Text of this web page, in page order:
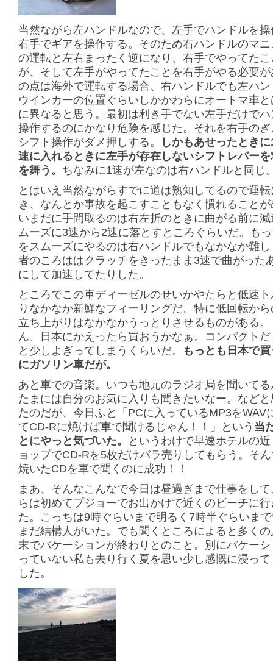
当然ながら左ハンドルなので、左手でハンドルを
右手でギアを操作する。そのため右ハンドルのマ
の運転と左右まったく逆になり、右手でやってた
が、そして左手がやってたことを右手がやる必要
の点は海外で運転する場合、右ハンドルでも左ハ
ウインカーの位置ぐらいしかかわらにオートマ車
に異なると思う。最初は利き手でない左手だけで
操作するのにかなり危険を感じた。それを右手の
シフト操作がダメ押しする。
しかもあせったとき
速に入れるときに左手が存在しないシフトレバー
を舞う。 ちなみに1速が左なのは右ハンドルと同じ
とはいえ当然ながらすでに道は熟知してるので運
き、なんとか事故を起こすこともなく慣れること
いまだに手間取るのは右左折のときに曲がる前に
ムーズに3速から2速に落とすところぐらいだ。も
をスムーズにやるのは右ハンドルでもなかなか難
者のころははクラッチをきったまま3速で曲がった
にして加速してたりした。
ところでこの車ディーゼルのせいかやたらと低速
りなかなか新鮮なフィーリングだ。特に低回転か
立ち上がりはなかなかうっとりさせるものがある
ん、日本にかえったら買おうかなぁ。コンパクト
と少しよぎってしまうくらいだ。
もっとも日本で
にガソリン車だが。
あと車での音楽。いつも地元のラジオ局を聞いて
たまには自分のお気に入りも聞きたいなー。など
たのだが、今日ふと「PCに入っているMP3をWAV
てCD-Rに焼けば車で聞けるじゃん！！」という 当
とにやっと気づいた。
というわけで早速ホテルの
ョップでCD-Rを5枚だけバラ売りしてもらう。そ
焼いたCDを車で聞くのに成功！！
まあ、そんなこんなで今日は昼過ぎまで仕事をし
らは初めてプジョーでお出かけで近くのビーチに
た。こっちは9時ぐらいまで明るく7時半ぐらいま
まだ結構人がいた。でも聞くところによると多く
末でバケーションが終わりとのこと。別にバケー
っていない私も去り行く夏を思い少し感慨に浸っ
した。